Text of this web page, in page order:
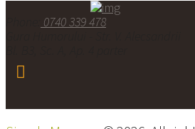
0740 339 478